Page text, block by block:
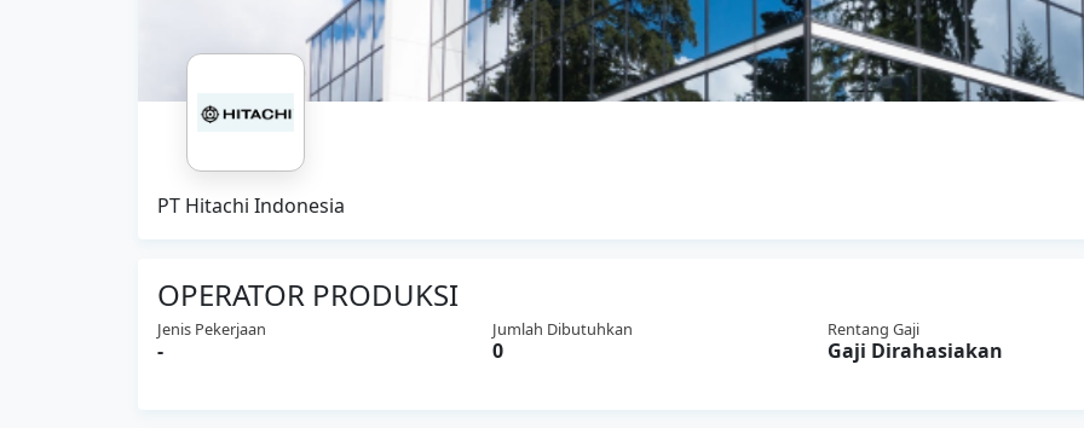
PT Hitachi Indonesia
OPERATOR PRODUKSI
Jenis Pekerjaan
-
Jumlah Dibutuhkan
0
Rentang Gaji
Gaji Dirahasiakan